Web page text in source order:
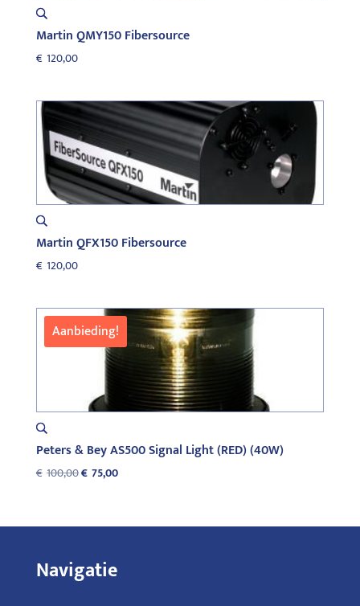
Martin QMY150 Fibersource
€ 120,00
Martin QFX150 Fibersource
€ 120,00
Aanbieding!
Peters & Bey AS500 Signal Light (RED) (40W)
€ 100,00Oorspronkelijke
€100,00.
€ 75,00Huidige
€75,00.
Navigatie